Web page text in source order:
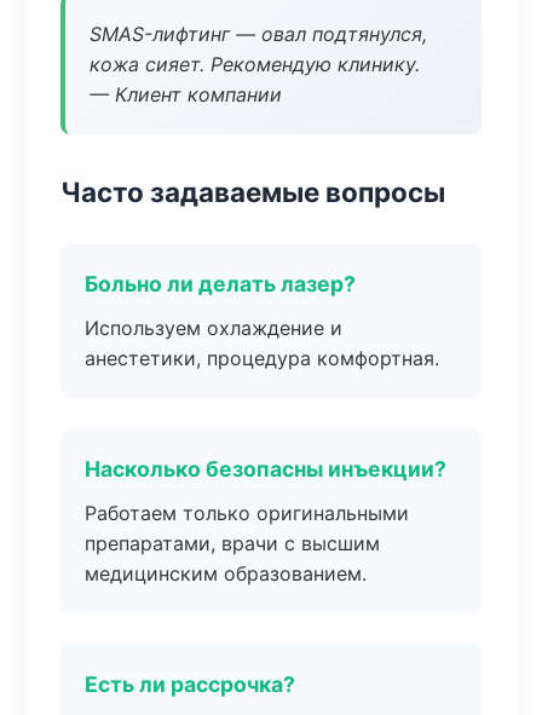
SMAS-лифтинг — овал подтянулся,
кожа сияет. Рекомендую клинику.
— Клиент компании
Часто задаваемые вопросы
Больно ли делать лазер?
Используем охлаждение и
анестетики, процедура комфортная.
Насколько безопасны инъекции?
Работаем только оригинальными
препаратами, врачи с высшим
медицинским образованием.
Есть ли рассрочка?